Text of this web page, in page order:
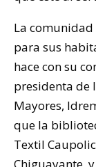
La comunidad
para sus
hace con su
presidenta de
Mayores,
que la
Textil
Chiguayante,